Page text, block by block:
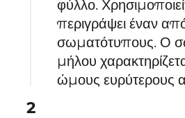
φύλλο.
περιγράψει έναν
σωματότυπους. Ο
μήλου
ώμους ευρύτερους
2